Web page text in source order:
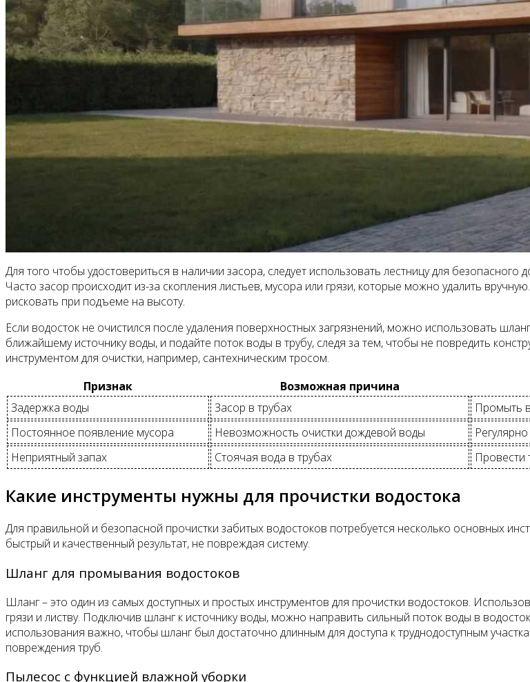
Для того чтобы удостовериться в наличии засора, следует использовать лестницу для
Часто засор происходит из-за скопления листьев, мусора или грязи, которые можно удалить
рисковать при подъеме на высоту.
Если водосток не очистился после удаления поверхностных загрязнений, можно использовать
ближайшему источнику воды, и подайте поток воды в трубу, следя за тем, чтобы не повредить
инструментом для очистки, например, сантехническим тросом.
Признак
Возможная причина
Задержка воды
Засор в трубах
Промыть
Постоянное появление мусора
Невозможность очистки дождевой воды
Неприятный запах
Стоячая вода в трубах Провести
Какие инструменты нужны для прочистки водостока
Для правильной и безопасной прочистки забитых водостоков потребуется несколько основных
быстрый и качественный результат, не повреждая систему.
Шланг для промывания водостоков
Шланг – это один из самых доступных и простых инструментов для прочистки водостоков.
грязи и листву. Подключив шланг к источнику воды, можно направить сильный поток воды в
использования важно, чтобы шланг был достаточно длинным для доступа к труднодоступным
повреждения труб.
Пылесос с функцией влажной уборки